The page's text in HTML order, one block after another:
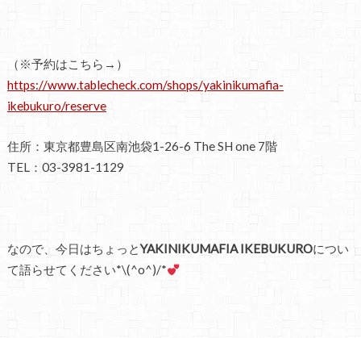
（※予約はこちら→）
https://www.tablecheck.com/shops/yakinikumafia-
ikebukuro/reserve
住所：東京都豊島区南池袋1-26-6 The SH one 7階
TEL：03-3981-1129
なので、今日はちょっとYAKINIKUMAFIA IKEBUKUROについ
て語らせてください*\(^o^)/*